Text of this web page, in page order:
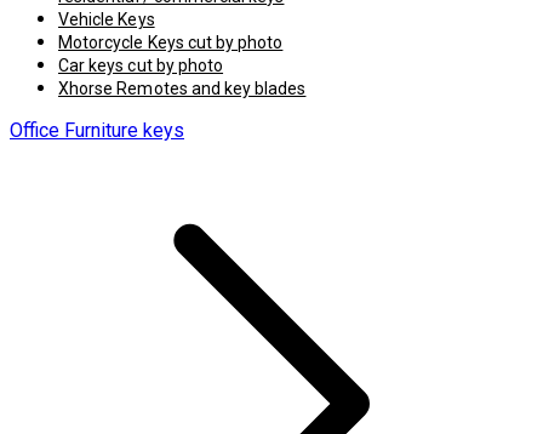
Vehicle Keys
Motorcycle Keys cut by photo
Car keys cut by photo
Xhorse Remotes and key blades
Office Furniture keys